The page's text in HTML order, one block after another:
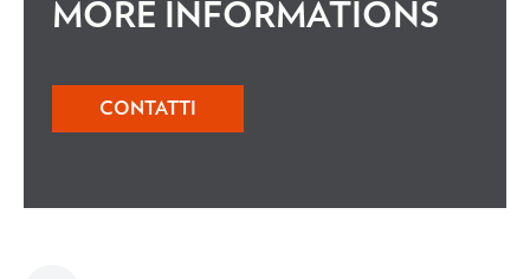
MORE INFORMATIONS
CONTATTI